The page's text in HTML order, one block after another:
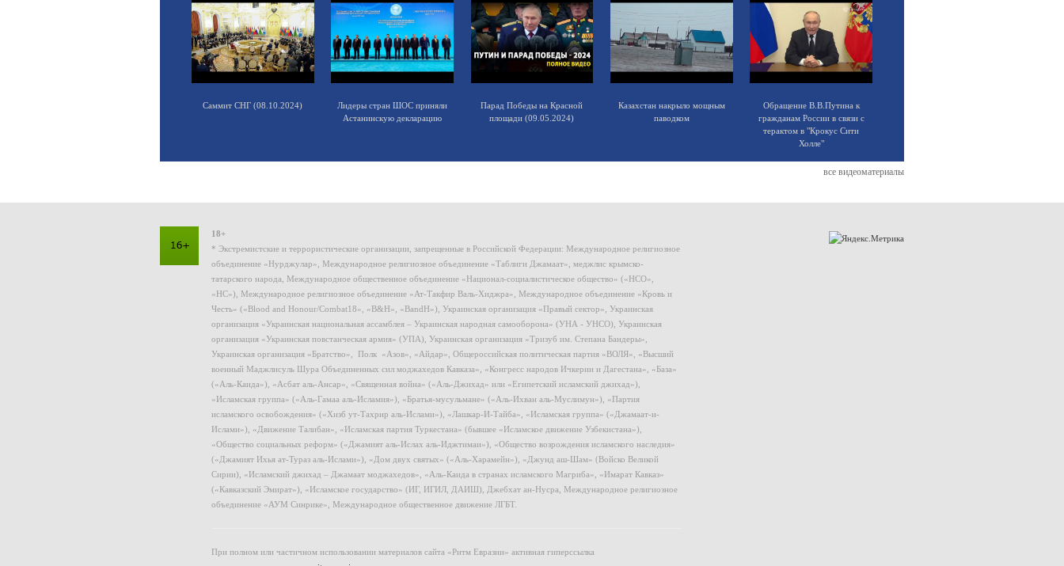
Саммит СНГ (08.10.2024)
Лидеры стран ШОС приняли
Астанинскую декларацию
Парад Победы на Красной
площади (09.05.2024)
Казахстан накрыло мощным
паводком
Обращение В.В.Путина к
гражданам России в связи с
терактом в "Крокус Сити
Холле"
все видеоматериалы
18+
* Экстремистские и террористические организации, запрещенные в Российской Федерации: Международное религиозное
объединение «Нурджулар», Международное религиозное объединение «Таблиги Джамаат», меджлис крымско-
татарского народа, Международное общественное объединение «Национал-социалистическое общество» («НСО»,
«НС»), Международное религиозное объединение «Ат-Такфир Валь-Хиджра», Международное объединение «Кровь и
Честь» («Blood and Honour/Combat18», «B&H», «BandH»), Украинская организация «Правый сектор», Украинская
организация «Украинская национальная ассамблея – Украинская народная самооборона» (УНА - УНСО), Украинская
организация «Украинская повстанческая армия» (УПА), Украинская организация «Тризуб им. Степана Бандеры»,
Украинская организация «Братство», Полк «Азов», «Айдар», Общероссийская политическая партия «ВОЛЯ», «Высший
военный Маджлисуль Шура Объединенных сил моджахедов Кавказа», «Конгресс народов Ичкерии и Дагестана», «База»
(«Аль-Каида»), «Асбат аль-Ансар», «Священная война» («Аль-Джихад» или «Египетский исламский джихад»),
«Исламская группа» («Аль-Гамаа аль-Исламия»), «Братья-мусульмане» («Аль-Ихван аль-Муслимун»), «Партия
исламского освобождения» («Хизб ут-Тахрир аль-Ислами»), «Лашкар-И-Тайба», «Исламская группа» («Джамаат-и-
Ислами»), «Движение Талибан», «Исламская партия Туркестана» (бывшее «Исламское движение Узбекистана»),
«Общество социальных реформ» («Джамият аль-Ислах аль-Иджтимаи»), «Общество возрождения исламского наследия»
(«Джамият Ихья ат-Тураз аль-Ислами»), «Дом двух святых» («Аль-Харамейн»), «Джунд аш-Шам» (Войско Великой
Сирии), «Исламский джихад – Джамаат моджахедов», «Аль-Каида в странах исламского Магриба», «Имарат Кавказ»
(«Кавказский Эмират»), «Исламское государство» (ИГ, ИГИЛ, ДАИШ), Джебхат ан-Нусра, Международное религиозное
объединение «АУМ Синрике», Международное общественное движение ЛГБТ.
При полном или частичном использовании материалов сайта «Ритм Евразии» активная гиперссылка